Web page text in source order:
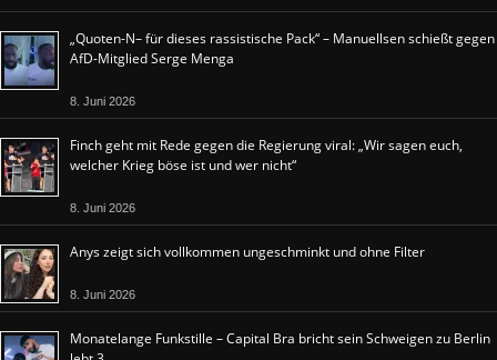
„Quoten-N– für dieses rassistische Pack“ – Manuellsen schießt gegen
AfD-Mitglied Serge Menga
8. Juni 2026
Finch geht mit Rede gegen die Regierung viral: „Wir sagen euch,
welcher Krieg böse ist und wer nicht“
8. Juni 2026
Anys zeigt sich vollkommen ungeschminkt und ohne Filter
8. Juni 2026
Monatelange Funkstille – Capital Bra bricht sein Schweigen zu Berlin